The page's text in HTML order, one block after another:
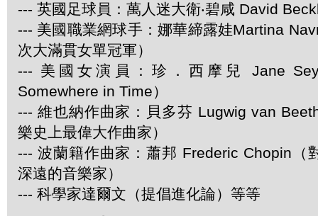
--- 英國足球員：萬人迷大衛‧碧咸 David
--- 美國職業網球手：娜華締露娃Martina
次大滿貫女單冠軍）
--- 美國女演員：珍．西摩兒 Jane
Somewhere in Time）
--- 維也納作曲家：貝多芬 Lugwig van
樂史上最偉大作曲家）
--- 波蘭籍作曲家：蕭邦 Frederic Chopin（
深遠的音樂家）
--- 科學家達爾文（提倡進化論）等等